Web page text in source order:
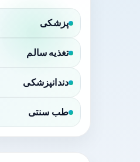
پزشکی
تغذیه سالم
دندانپزشکی
طب سنتی